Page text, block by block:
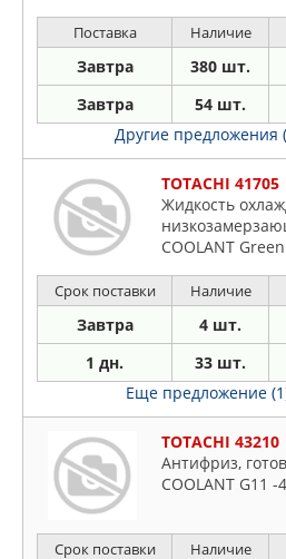
Поставка Наличие
Завтра 380 шт.
Завтра 54 шт.
Другие предложения
TOTACHI 41705
Жидкость
COOLANT
Срок поставки Наличие
Завтра 4 шт.
1 дн. 33 шт.
Еще предложение
TOTACHI 43210
Антифриз,
COOLANT G11
Срок поставки Наличие